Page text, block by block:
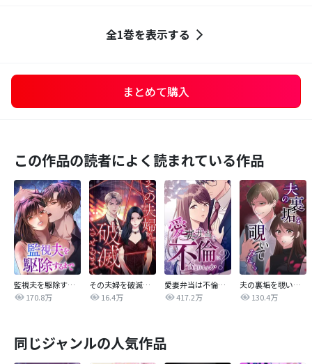
全1巻を表示する
まとめて購入
この作品の読者によく読まれている作品
監視夫を駆除するまで
170.8万
その夫婦を破滅させるまで
16.4万
愛妻弁当は不倫に含まれますか？
417.2万
夫の裏垢を覗いてみたら
130.4万
同じジャンルの人気作品